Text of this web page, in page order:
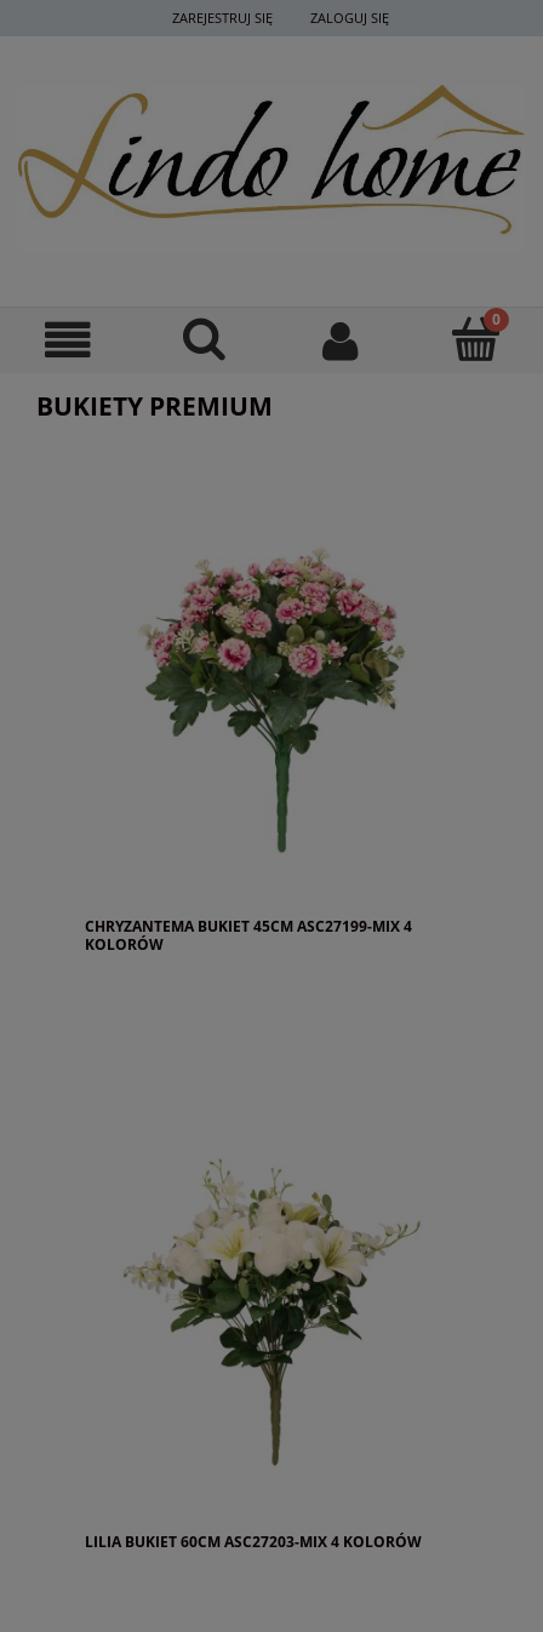
ZAREJESTRUJ SIĘ ZALOGUJ SIĘ
BUKIETY PREMIUM
CHRYZANTEMA BUKIET 45CM ASC27199-MIX 4
KOLORÓW
LILIA BUKIET 60CM ASC27203-MIX 4 KOLORÓW